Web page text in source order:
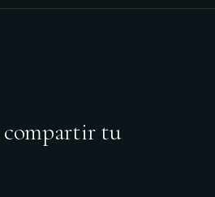
compartir tu